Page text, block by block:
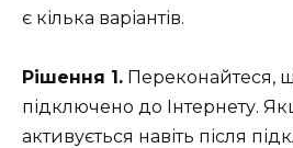
є кілька варіантів.
Рішення 1. Переконайтеся,
підключено до Інтернету.
активується навіть після